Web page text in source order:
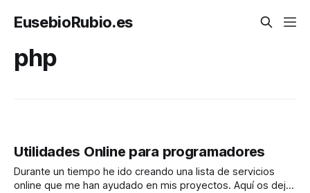
EusebioRubio.es
php
Utilidades Online para programadores
Durante un tiempo he ido creando una lista de servicios
online que me han ayudado en mis proyectos. Aquí os dejo